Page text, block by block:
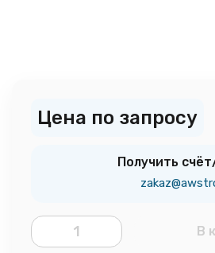
Цена по запросу
Получить
В